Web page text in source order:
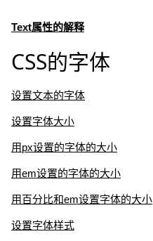
Text属性的解释
CSS的字体
设置文本的字体
设置字体大小
用px设置的字体的大小
用em设置的字体的大小
用百分比和em设置字体的大小
设置字体样式